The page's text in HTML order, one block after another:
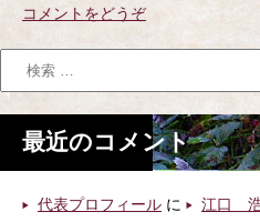
コメントをどうぞ
最近のコメント
代表プロフィール に 江口